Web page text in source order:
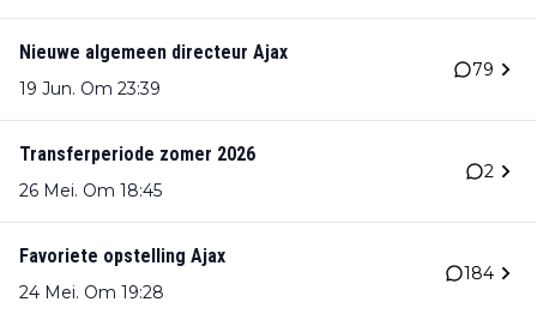
Nieuwe algemeen directeur Ajax
19 Jun. Om 23:39
79
Transferperiode zomer 2026
26 Mei. Om 18:45
2
Favoriete opstelling Ajax
24 Mei. Om 19:28
184